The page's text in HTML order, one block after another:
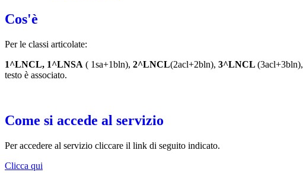
Cos'è
Per le classi articolate:
1^LNCL, 1^LNSA ( 1sa+1bln), 2^LNCL(2acl+2bln), 3^LNCL (3acl+3bln),
testo è associato.
Come si accede al servizio
Per accedere al servizio cliccare il link di seguito indicato.
Clicca qui